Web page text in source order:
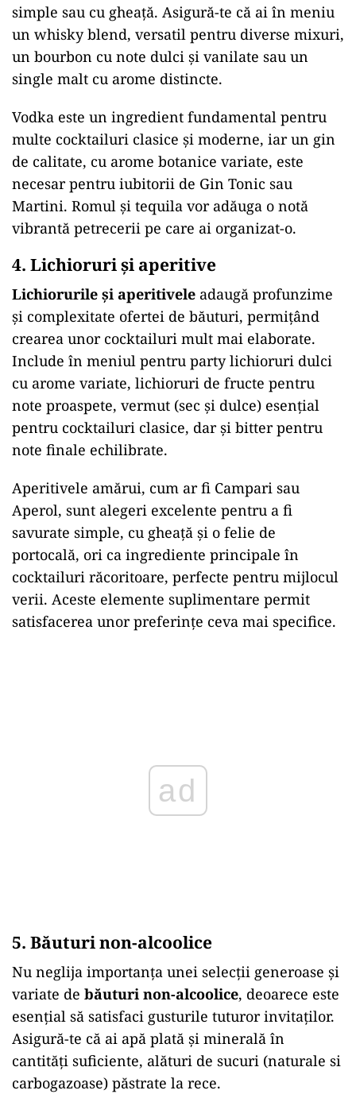
simple sau cu gheață. Asigură-te că ai în meniu
un whisky blend, versatil pentru diverse mixuri,
un bourbon cu note dulci și vanilate sau un
single malt cu arome distincte.
Vodka este un ingredient fundamental pentru
multe cocktailuri clasice și moderne, iar un gin
de calitate, cu arome botanice variate, este
necesar pentru iubitorii de Gin Tonic sau
Martini. Romul și tequila vor adăuga o notă
vibrantă petrecerii pe care ai organizat-o.
4. Lichioruri și aperitive
Lichiorurile și aperitivele adaugă profunzime
și complexitate ofertei de băuturi, permițând
crearea unor cocktailuri mult mai elaborate.
Include în meniul pentru party lichioruri dulci
cu arome variate, lichioruri de fructe pentru
note proaspete, vermut (sec și dulce) esențial
pentru cocktailuri clasice, dar și bitter pentru
note finale echilibrate.
Aperitivele amărui, cum ar fi Campari sau
Aperol, sunt alegeri excelente pentru a fi
savurate simple, cu gheață și o felie de
portocală, ori ca ingrediente principale în
cocktailuri răcoritoare, perfecte pentru mijlocul
verii. Aceste elemente suplimentare permit
satisfacerea unor preferințe ceva mai specifice.
ad
5. Băuturi non-alcoolice
Nu neglija importanța unei selecții generoase și
variate de băuturi non-alcoolice, deoarece este
esențial să satisfaci gusturile tuturor invitaților.
Asigură-te că ai apă plată și minerală în
cantități suficiente, alături de sucuri (naturale si
carbogazoase) păstrate la rece.